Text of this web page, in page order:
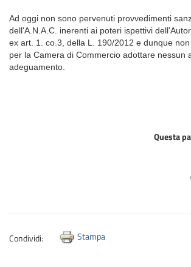
Ad oggi non sono pervenuti provvedimenti
dell'A.N.A.C. inerenti ai poteri ispettivi
ex art. 1. co.3, della L. 190/2012 e dunque
per la Camera di Commercio adottare nessun
adeguamento.
Questa
Condividi: Stampa